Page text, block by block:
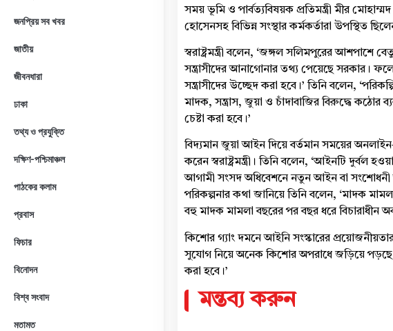
জনপ্রিয় সব খবর
জাতীয়
জীবনধারা
ঢাকা
তথ্য ও প্রযুক্তি
দক্ষিণ-পশ্চিমাঞ্চল
পাঠকের কলাম
প্রবাস
ফিচার
বিনোদন
বিশ্ব সংবাদ
মতামত
সময় ভূমি ও পার্বত্যবিষয়ক প্রতিমন্ত্রী মীর
হোসেনসহ বিভিন্ন সংস্থার কর্মকর্তারা উপস্থিত
স্বরাষ্ট্রমন্ত্রী বলেন, ‘জঙ্গল সলিমপুরের আশপাশে
সন্ত্রাসীদের আনাগোনার তথ্য পেয়েছে
সন্ত্রাসীদের উচ্ছেদ করা হবে।’ তিনি বলেন,
মাদক, সন্ত্রাস, জুয়া ও চাঁদাবাজির বিরুদ্ধে কঠোর
চেষ্টা করা হবে।’
বিদ্যমান জুয়া আইন দিয়ে বর্তমান সময়ের
করেন স্বরাষ্ট্রমন্ত্রী। তিনি বলেন, ‘আইনটি দুর্বল
আগামী সংসদ অধিবেশনে নতুন আইন বা সংশোধনী
পরিকল্পনার কথা জানিয়ে তিনি বলেন, ‘মাদক
বহু মাদক মামলা বছরের পর বছর ধরে বিচারাধীন
কিশোর গ্যাং দমনে আইনি সংস্কারের প্রয়োজনীয়তার
সুযোগ নিয়ে অনেক কিশোর অপরাধে জড়িয়ে পড়ছে
করা হবে।’
মন্তব্য করুন